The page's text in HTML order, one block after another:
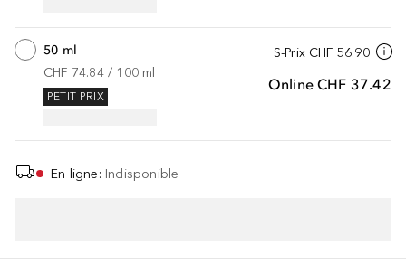
S-Prix CHF 56.90
Online CHF 37.42
50 ml
CHF 74.84 / 100 ml
PETIT PRIX
En ligne: Indisponible